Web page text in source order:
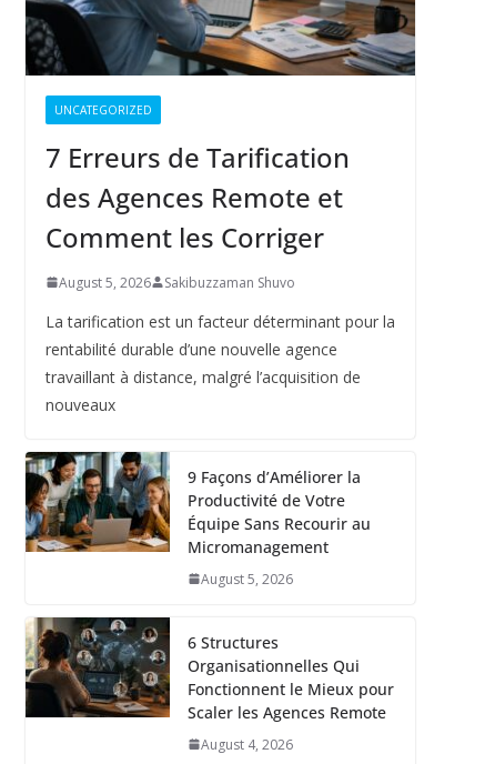
UNCATEGORIZED
7 Erreurs de Tarification
des Agences Remote et
Comment les Corriger
August 5, 2026 Sakibuzzaman Shuvo
La tarification est un facteur déterminant pour la
rentabilité durable d’une nouvelle agence
travaillant à distance, malgré l’acquisition de
nouveaux
9 Façons d’Améliorer la
Productivité de Votre
Équipe Sans Recourir au
Micromanagement
August 5, 2026
6 Structures
Organisationnelles Qui
Fonctionnent le Mieux pour
Scaler les Agences Remote
August 4, 2026